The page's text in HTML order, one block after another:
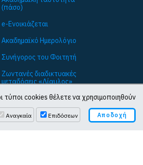
(πάσο)
e-Ενοικιάζεται
Ακαδημαϊκό Ημερολόγιο
Συνήγορος του Φοιτητή
Ζωντανές διαδικτυακές
μεταδόσεις «Δίαυλος»
τύποι cookies θέλετε να χρησιμοποιηθούν
Αναγκαία Επιδόσεων